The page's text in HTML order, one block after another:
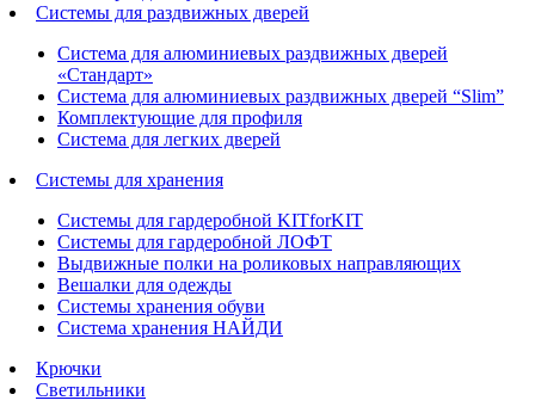
Системы для раздвижных дверей
Система для алюминиевых раздвижных дверей
«Стандарт»
Система для алюминиевых раздвижных дверей “Slim”
Комплектующие для профиля
Система для легких дверей
Системы для хранения
Системы для гардеробной KITforKIT
Системы для гардеробной ЛОФТ
Выдвижные полки на роликовых направляющих
Вешалки для одежды
Системы хранения обуви
Система хранения НАЙДИ
Крючки
Светильники